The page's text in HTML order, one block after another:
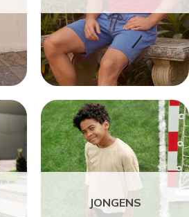
JONGENS